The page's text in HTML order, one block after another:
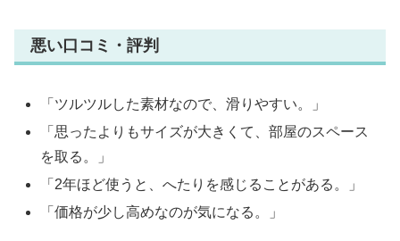
悪い口コミ・評判
「ツルツルした素材なので、滑りやすい。」
「思ったよりもサイズが大きくて、部屋のスペース
を取る。」
「2年ほど使うと、へたりを感じることがある。」
「価格が少し高めなのが気になる。」